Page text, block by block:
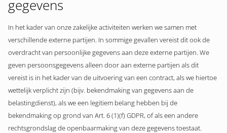
gegevens
In het kader van onze zakelijke activiteiten werken we samen met
verschillende externe partijen. In sommige gevallen vereist dit ook de
overdracht van persoonlijke gegevens aan deze externe partijen. We
geven persoonsgegevens alleen door aan externe partijen als dit
vereist is in het kader van de uitvoering van een contract, als we hiertoe
wettelijk verplicht zijn (bijv. bekendmaking van gegevens aan de
belastingdienst), als we een legitiem belang hebben bij de
bekendmaking op grond van Art. 6 (1)(f) GDPR, of als een andere
rechtsgrondslag de openbaarmaking van deze gegevens toestaat.